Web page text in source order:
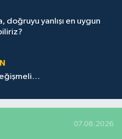
doğruyu yanlışı en uygun
07.08.2026